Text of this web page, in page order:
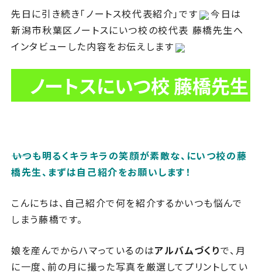
先日に引き続き「ノートス校代表紹介」です
今日は
新潟市秋葉区ノートスにいつ校の校代表 藤橋先生へ
インタビューした内容をお伝えします
ノートスにいつ校 藤橋先生
――いつも明るくキラキラの笑顔が素敵な、にいつ校の藤
橋先生、まずは自己紹介をお願いします！
こんにちは、自己紹介で何を紹介するかいつも悩んで
しまう藤橋です。
娘を産んでからハマっているのはアルバムづくりで、月
に一度、前の月に撮った写真を厳選してプリントしてい